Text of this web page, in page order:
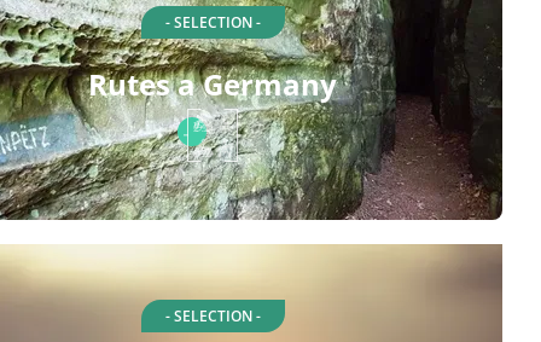
- SELECTION -
Rutes a Germany
- SELECTION -